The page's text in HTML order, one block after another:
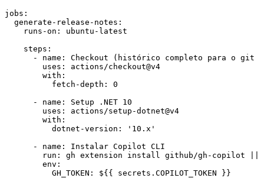
jobs :
  generate-release-notes
:
    runs-on
:
ubuntu-latest
    steps
:
      -
name :
Checkout (histórico completo para o git
        uses
:
actions/checkout@v4
        with
:
          fetch-depth
:
0
      -
name :
Setup .NET 10
        uses
:
actions/setup-dotnet@v4
        with
:
          dotnet-version
: ' 10.x '
      -
name :
Instalar Copilot CLI
        run
:
gh extension install github/gh-copilot ||
        env
:
          GH_TOKEN
:
${{ secrets.COPILOT_TOKEN }}